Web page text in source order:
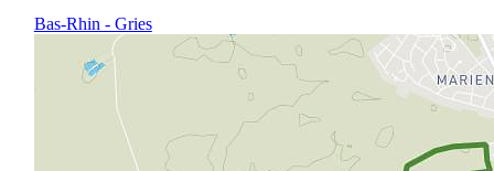
Bas-Rhin - Gries